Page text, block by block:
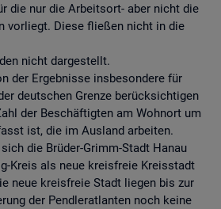
die nur die Arbeitsort- aber nicht die
vorliegt. Diese fließen nicht in die
nicht dargestellt.
der Ergebnisse insbesondere für
deutschen Grenze berücksichtigen
der Beschäftigten am Wohnort um
ist, die im Ausland arbeiten.
die Brüder-Grimm-Stadt Hanau
Kreis als neue kreisfreie Kreisstadt
neue kreisfreie Stadt liegen bis zur
der Pendleratlanten noch keine